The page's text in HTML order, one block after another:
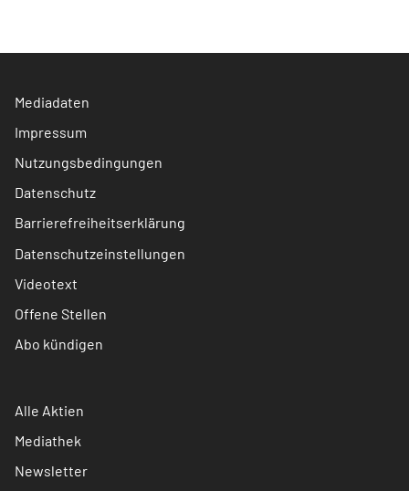
Mediadaten
Impressum
Nutzungsbedingungen
Datenschutz
Barrierefreiheitserklärung
Datenschutzeinstellungen
Videotext
Offene Stellen
Abo kündigen
Alle Aktien
Mediathek
Newsletter